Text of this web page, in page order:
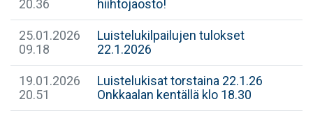
20.36
hiihtojaosto!
25.01.2026
09.18
Luistelukilpailujen tulokset
22.1.2026
19.01.2026
20.51
Luistelukisat torstaina 22.1.26
Onkkaalan kentällä klo 18.30